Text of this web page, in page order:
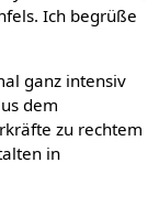
Ich begrüße
ganz intensiv
dem
zu rechtem
in